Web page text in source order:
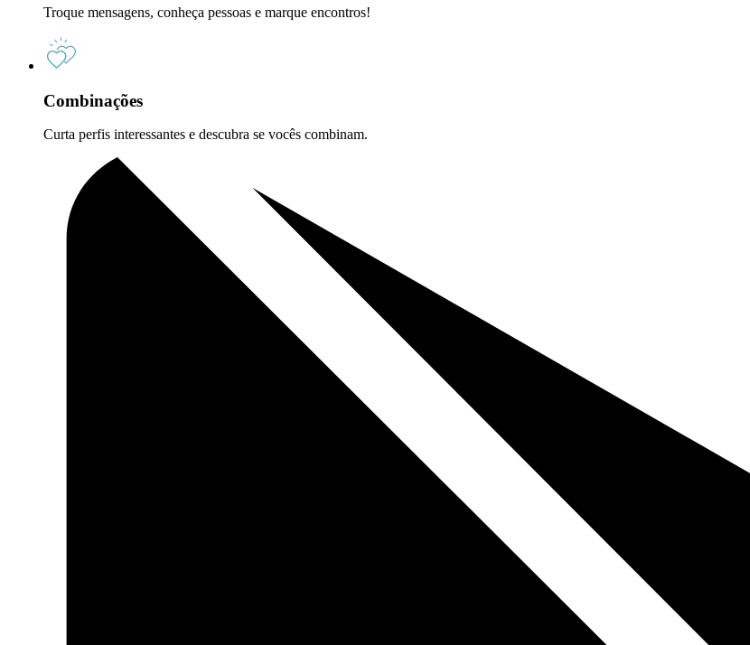
Troque mensagens, conheça pessoas e marque encontros!
Combinações
Curta perfis interessantes e descubra se vocês combinam.